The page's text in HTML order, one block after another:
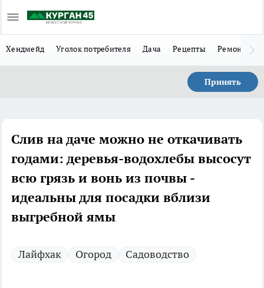
Хендмейд Уголок потребителя Дача Рецепты Ремонт
Принять
Слив на даче можно не откачивать
годами: деревья-водохлебы высосут
всю грязь и вонь из почвы -
идеальны для посадки вблизи
выгребной ямы
Лайфхак Огород Садоводство